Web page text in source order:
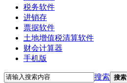
税务软件
进销存
票据软件
土地增值税清算软件
财会计算器
手机版
搜索 搜索